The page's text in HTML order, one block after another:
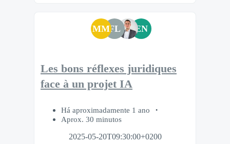
MMFL EN
Les bons réflexes juridiques
face à un projet IA
Há aproximadamente 1 ano
Aprox. 30 minutos
2025-05-20T09:30:00+0200